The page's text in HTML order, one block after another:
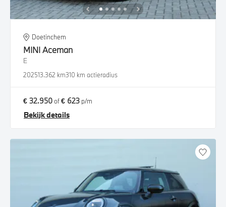
Doetinchem
MINIAceman
E
202513.362 km310 km actieradius
€ 32.950of€ 623 p/m
Bekijk details